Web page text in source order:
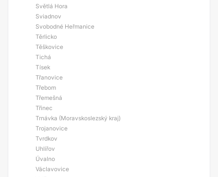
Světlá Hora
Sviadnov
Svobodné Heřmanice
Těrlicko
Těškovice
Tichá
Tísek
Třanovice
Třebom
Třemešná
Třinec
Trnávka (Moravskoslezský kraj)
Trojanovice
Tvrdkov
Uhlířov
Úvalno
Václavovice